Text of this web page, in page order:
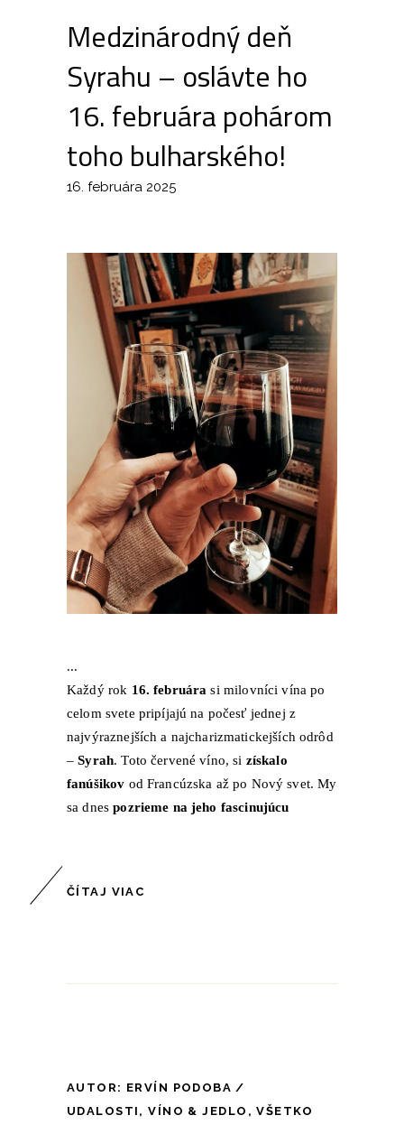
Medzinárodný deň
Syrahu – oslávte ho
16. februára pohárom
toho bulharského!
16. februára 2025
Každý rok 16. februára si milovníci vína po
celom svete pripíjajú na počesť jednej z
najvýraznejších a najcharizmatickejších odrôd
–Syrah. Toto červené víno, si získalo
fanúšikov od Francúzska až po Nový svet. My
sa dnespozrieme na jeho fascinujúcu
ČÍTAJ VIAC
AUTOR: ERVÍN PODOBA
UDALOSTI ,VÍNO & JEDLO ,VŠETKO